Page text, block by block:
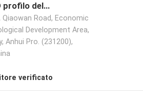
profilo del
Qiaowan Road, Economic
Development Area,
Anhui Pro. (231200),
verificato